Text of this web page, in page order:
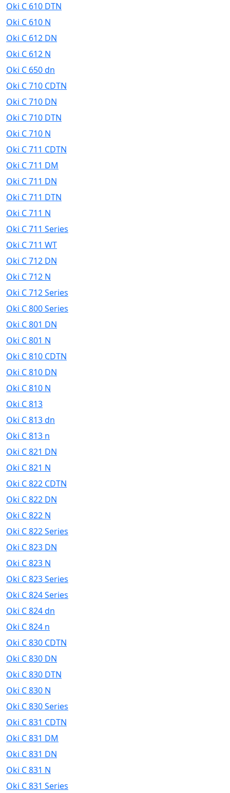
Oki C 610 DTN
Oki C 610 N
Oki C 612 DN
Oki C 612 N
Oki C 650 dn
Oki C 710 CDTN
Oki C 710 DN
Oki C 710 DTN
Oki C 710 N
Oki C 711 CDTN
Oki C 711 DM
Oki C 711 DN
Oki C 711 DTN
Oki C 711 N
Oki C 711 Series
Oki C 711 WT
Oki C 712 DN
Oki C 712 N
Oki C 712 Series
Oki C 800 Series
Oki C 801 DN
Oki C 801 N
Oki C 810 CDTN
Oki C 810 DN
Oki C 810 N
Oki C 813
Oki C 813 dn
Oki C 813 n
Oki C 821 DN
Oki C 821 N
Oki C 822 CDTN
Oki C 822 DN
Oki C 822 N
Oki C 822 Series
Oki C 823 DN
Oki C 823 N
Oki C 823 Series
Oki C 824 Series
Oki C 824 dn
Oki C 824 n
Oki C 830 CDTN
Oki C 830 DN
Oki C 830 DTN
Oki C 830 N
Oki C 830 Series
Oki C 831 CDTN
Oki C 831 DM
Oki C 831 DN
Oki C 831 N
Oki C 831 Series